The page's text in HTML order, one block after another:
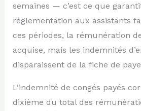
semaines — c’est ce que
réglementation aux assistants
ces périodes, la rémunération
acquise, mais les indemnités
disparaissent de la fiche de
L’indemnité de congés payés
dixième du total des